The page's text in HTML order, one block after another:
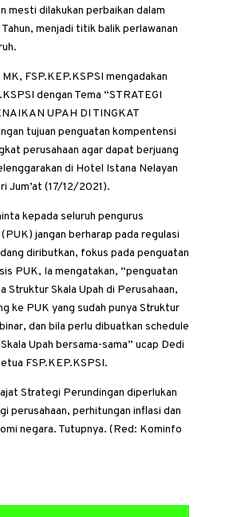
mesti dilakukan perbaikan dalam
menjadi titik balik perlawanan
FSP.KEP.KSPSI mengadakan
dengan Tema “STRATEGI
UPAH DI TINGKAT
tujuan penguatan kompentensi
perusahaan agar dapat berjuang
di Hotel Istana Nelayan
Jum’at (17/12/2021).
kepada seluruh pengurus
jangan berharap pada regulasi
diributkan, fokus pada penguatan
PUK, Ia mengatakan, “penguatan
Struktur Skala Upah di Perusahaan,
ke PUK yang sudah punya Struktur
dan bila perlu dibuatkan schedule
Upah bersama-sama” ucap Dedi
FSP.KEP.KSPSI.
Strategi Perundingan diperlukan
perusahaan, perhitungan inflasi dan
negara. Tutupnya. (Red: Kominfo